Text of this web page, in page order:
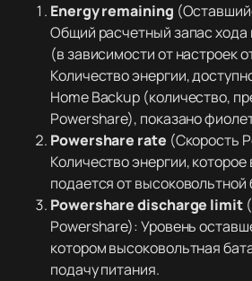
Energy remaining
Общий расчетный запас хода
(в зависимости от настроек
Количество энергии,
Home Backup (количество,
Powershare), показано
Powershare rate (Скорость
Количество энергии,
подается от высоковольтной
Powershare discharge limit
Powershare): Уровень
котором высоковольтная
подачу питания.